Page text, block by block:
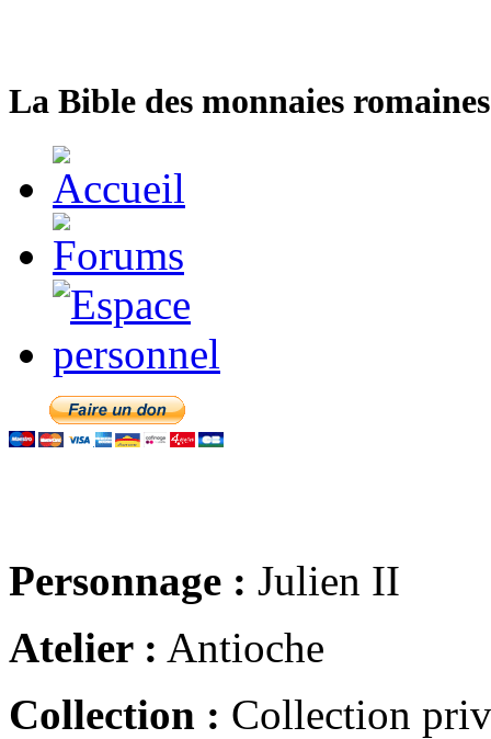
La Bible des monnaies
Personnage : Julien II
Atelier : Antioche
Collection : Collection